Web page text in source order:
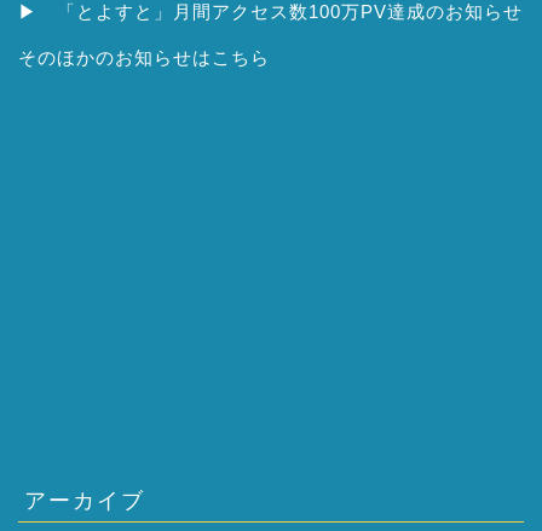
▶ 「とよすと」月間アクセス数100万PV達成のお知らせ
そのほかのお知らせはこちら
アーカイブ